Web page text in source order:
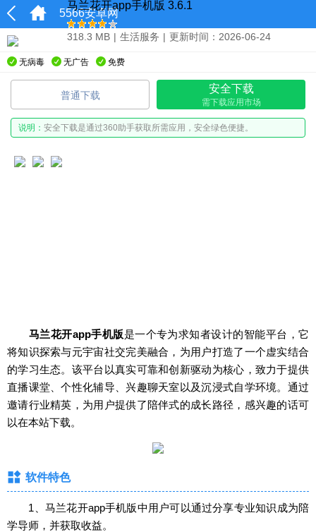
5566安卓网
马兰花开app手机版 3.6.1
318.3 MB | 生活服务 | 更新时间：2026-06-24
无病毒 无广告 免费
普通下载
安全下载
需下载应用市场
说明： 安全下载是通过360助手获取所需应用，安全绿色便捷。
马兰花开app手机版是一个专为求知者设计的智能平台，它
将知识探索与元宇宙社交完美融合，为用户打造了一个虚实结合
的学习生态。该平台以真实可靠和创新驱动为核心，致力于提供
直播课堂、个性化辅导、兴趣聊天室以及沉浸式自学环境。通过
邀请行业精英，为用户提供了陪伴式的成长路径，感兴趣的话可
以在本站下载。
软件特色
‌1、马兰花开app手机版中用户可以通过分享专业知识成为陪
学导师，并获取收益。